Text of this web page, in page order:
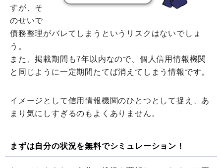
すが、そ
のせいで
債務整理がバレてしまうというリスクはないでしょ
う。
また、掲載期間も7年以内なので、個人信用情報機関
と同じように一定期間たてば消えてしまう情報です。
イメージとして信用情報機関のひとつとして捉え、あ
まり気にしすぎるのもよくありません。
まずは自分の状況を無料でシミュレーション！